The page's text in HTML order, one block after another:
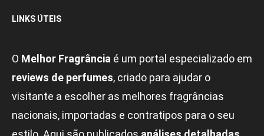
LINKS ÚTEIS
O Melhor Fragrância é um portal especializado em
reviews de perfumes, criado para ajudar o
visitante a escolher as melhores fragrâncias
nacionais, importadas e contratipos para o seu